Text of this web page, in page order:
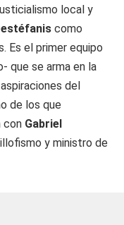
local y
como
Es el primer equipo
que se arma en la
del
de los que
con Gabriel
y ministro de